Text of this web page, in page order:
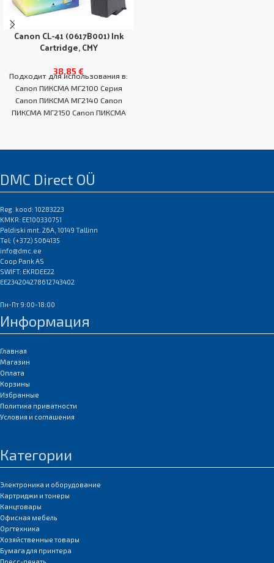
Canon CL-41 (0617B001) Ink
Cartridge, CMY
38,85 €
Подходит для использования в:
Canon ПИКСМА МГ2100 Серия
Canon ПИКСМА МГ2140 Canon
ПИКСМА МГ2150 Canon ПИКСМА
DMC Direct OÜ
Reg. kood: 10283223
KMKR: EE100330751
Paldiski mnt. 26A, 10149 Tallinn
Tel: (+372) 5064135
info@dmc.ee
Coop Pank AS
SWIFT: EKRDEE22
EE234204278612743402
Пн-Пт 9:00-18:00
Информация
Главная
Магазин
Оплата
Корзины
Избранные
Политика приватности
Условия и соглашения
Категории
Электроника и оборудование
Картриджи и тонеры
Канцтовары
Офисная мебель
Оргтехника
Хозяйственные товары
Бумага для принтера
Пресс-печать